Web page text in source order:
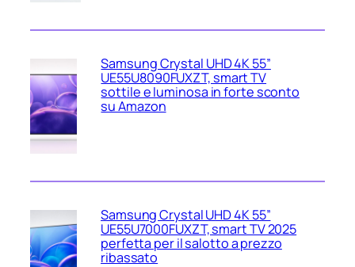
Samsung Crystal UHD 4K 55”
UE55U8090FUXZT, smart TV
sottile e luminosa in forte sconto
su Amazon
Samsung Crystal UHD 4K 55”
UE55U7000FUXZT, smart TV 2025
perfetta per il salotto a prezzo
ribassato